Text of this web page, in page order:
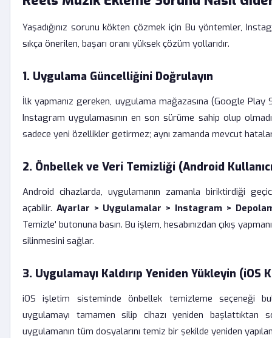
Yaşadığınız sorunu kökten çözmek için Bu yöntemler,
sıkça önerilen, başarı oranı yüksek çözüm yollarıdır.
1. Uygulama Güncelliğini Doğrulayın
İlk yapmanız gereken, uygulama mağazasına (Google
Instagram uygulamasının en son sürüme sahip olup
sadece yeni özellikler getirmez; aynı zamanda mevcut
2. Önbellek ve Veri Temizliği (Android
Android cihazlarda, uygulamanın zamanla biriktirdiği
açabilir. Ayarlar > Uygulamalar > Instagram >
Temizle' butonuna basın. Bu işlem, hesabınızdan çıkış
silinmesini sağlar.
3. Uygulamayı Kaldırıp Yeniden Yükleyin (iOS
iOS işletim sisteminde önbellek temizleme seçeneği
uygulamayı tamamen silip cihazı yeniden başlattıktan
uygulamanın tüm dosyalarını temiz bir şekilde yeniden